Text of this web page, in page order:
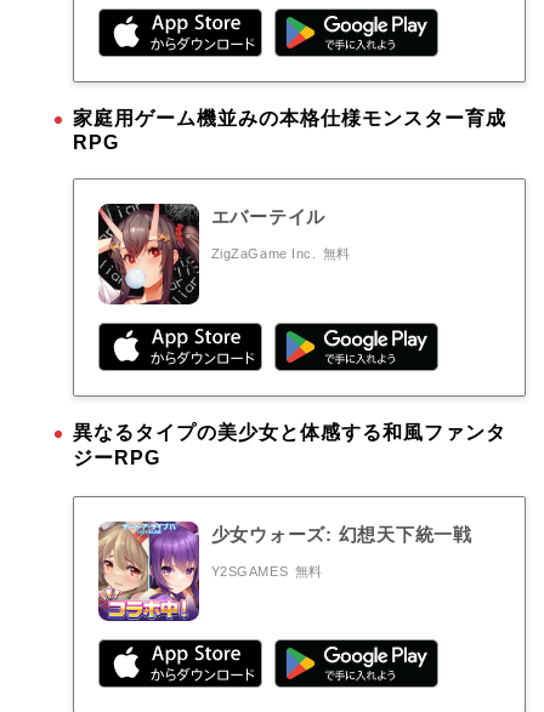
家庭用ゲーム機並みの本格仕様モンスター育成
RPG
エバーテイル
ZigZaGame Inc. 無料
異なるタイプの美少女と体感する和風ファンタ
ジーRPG
少女ウォーズ: 幻想天下統一戦
Y2SGAMES 無料